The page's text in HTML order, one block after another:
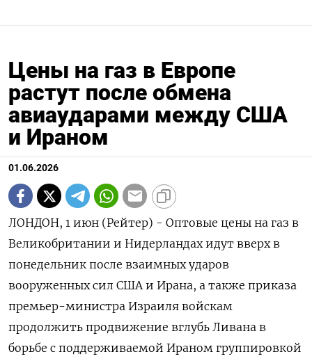
Цены на газ в Европе
растут после обмена
авиаударами между США
и Ираном
01.06.2026
ЛОНДОН, 1 июн (Рейтер) - Оптовые цены на газ в
Великобритании и Нидерландах идут вверх в
понедельник после взаимных ударов
вооруженных сил США и Ирана, а ‌также приказа
премьер-министра Израиля войскам
продолжить продвижение вглубь Ливана в
борьбе с поддерживаемой Ираном группировкой